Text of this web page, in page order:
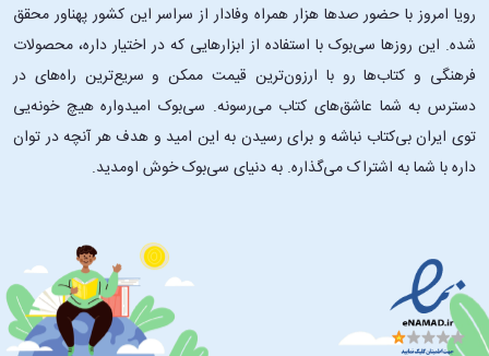
رویا امروز با حضور صدها هزار همراه وفادار از سراسر این کشور پهناور محقق
شده. این ‌روزها سی‌بوک با استفاده از ابزارهایی که در اختیار داره، محصولات
فرهنگی و کتاب‌ها رو با ارزون‌ترین قیمت ممکن و سریع‌ترین راه‌های در
دسترس به شما عاشق‌های کتاب می‌رسونه. سی‌بوک امیدواره هیچ خونه‌یی
توی ایران بی‌کتاب نباشه و برای رسیدن به این امید و هدف هر آنچه در توان
داره با شما به اشتراک می‌گذاره. به دنیای سی‌بوک خوش اومدید.